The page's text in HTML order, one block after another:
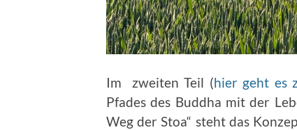
Im zweiten Teil (hier geht es
Pfades des Buddha mit der
Weg der Stoa“ steht das